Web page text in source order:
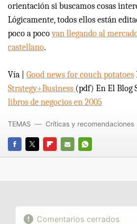
orientación si buscamos cosas
Lógicamente, todos ellos están
poco a pocovan llegando al
castellano.
Vía | Good news for couch potatoes
Strategy+Business (pdf) En El Blog
libros de negocios en 2005
FACEBOOK
TWITTERFLIPBOARD
E-
WHATSAPP
TEMAS Críticas y recomendaciones
Comentarios cerrados